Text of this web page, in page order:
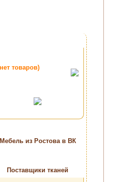
Мебель из Ростова в ВК
Поставщики тканей